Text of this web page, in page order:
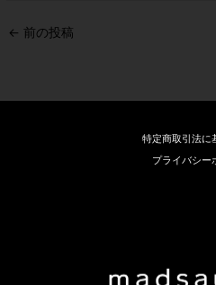
p
y
n
o
o
← 前の投稿
特定商取引法に
プライバシー